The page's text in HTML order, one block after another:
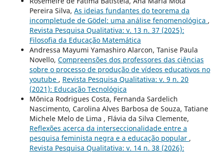
Pereira Silva, As ideias fundantes do teorema da
incompletude de Gödel: uma análise fenomenológica ,
Revista Pesquisa Qualitativa: v. 13 n. 37 (2025):
Filosofia da Educação Matemática
Andressa Mayumi Yamashiro Alarcon, Tanise Paula
Novello, Compreensões dos professores das ciências
sobre o processo de produção de vídeos educativos no
youtube , Revista Pesquisa Qualitativa: v. 9 n. 20
(2021): Educação Tecnológica
Mônica Rodrigues Costa, Fernanda Sardelich
Nascimento, Carolina Alves Barbosa de Souza, Tatiane
Michele Melo de Lima , Flávia da Silva Clemente,
Reflexões acerca da interseccionalidade entre a
pesquisa feminista negra e a educação popular ,
Revista Pesquisa Qualitativa: v. 14 n. 38 (2026):